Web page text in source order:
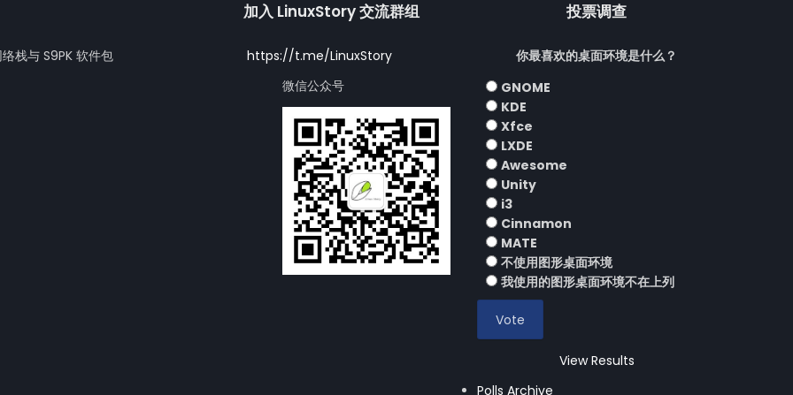
栈与 S9PK 软件包
加入 LinuxStory 交流群组
https://t.me/LinuxStory
微信公众号
投票调查
你最喜欢的桌面环境是什么？
GNOME
KDE
Xfce
LXDE
Awesome
Unity
i3
Cinnamon
MATE
不使用图形桌面环境
我使用的图形桌面环境不在上列
View Results
Polls Archive